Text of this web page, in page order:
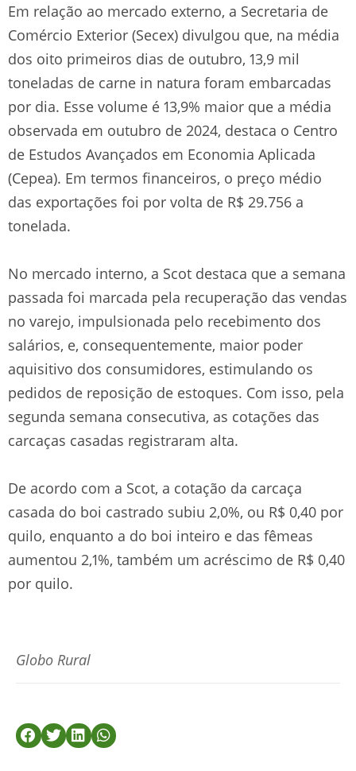
Em relação ao mercado externo, a Secretaria de
Comércio Exterior (Secex) divulgou que, na média
dos oito primeiros dias de outubro, 13,9 mil
toneladas de carne in natura foram embarcadas
por dia. Esse volume é 13,9% maior que a média
observada em outubro de 2024, destaca o Centro
de Estudos Avançados em Economia Aplicada
(Cepea). Em termos financeiros, o preço médio
das exportações foi por volta de R$ 29.756 a
tonelada.
No mercado interno, a Scot destaca que a semana
passada foi marcada pela recuperação das vendas
no varejo, impulsionada pelo recebimento dos
salários, e, consequentemente, maior poder
aquisitivo dos consumidores, estimulando os
pedidos de reposição de estoques. Com isso, pela
segunda semana consecutiva, as cotações das
carcaças casadas registraram alta.
De acordo com a Scot, a cotação da carcaça
casada do boi castrado subiu 2,0%, ou R$ 0,40 por
quilo, enquanto a do boi inteiro e das fêmeas
aumentou 2,1%, também um acréscimo de R$ 0,40
por quilo.
Globo Rural